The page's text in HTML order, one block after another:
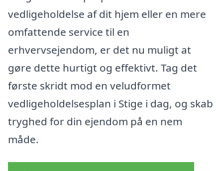
vedligeholdelse af dit hjem eller en mere
omfattende service til en
erhvervsejendom, er det nu muligt at
gøre dette hurtigt og effektivt. Tag det
første skridt mod en veludformet
vedligeholdelsesplan i Stige i dag, og skab
tryghed for din ejendom på en nem
måde.